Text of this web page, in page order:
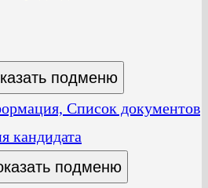
подменю
Список документов
кандидата
подменю